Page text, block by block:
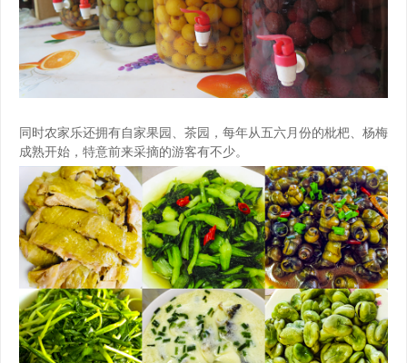
同时农家乐还拥有自家果园、茶园，每年从五六月份的枇杷、杨梅
成熟开始，特意前来采摘的游客有不少。